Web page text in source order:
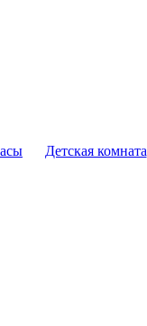
Детская комната